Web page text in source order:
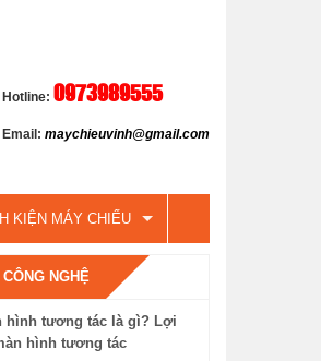
Hotline: 0973989555
Email: maychieuvinh@gmail.com
KIỆN MÁY CHIẾU
NGHỆ
tương tác là gì? Lợi
hình tương tác